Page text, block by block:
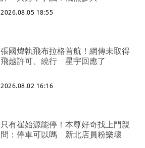
2026.08.05 18:55
張國煒執飛布拉格首航！網傳未取得
飛越許可、繞行 星宇回應了
2026.08.02 16:16
只有崔始源能停！本尊好奇找上門親
問：停車可以嗎 新北店員粉樂壞